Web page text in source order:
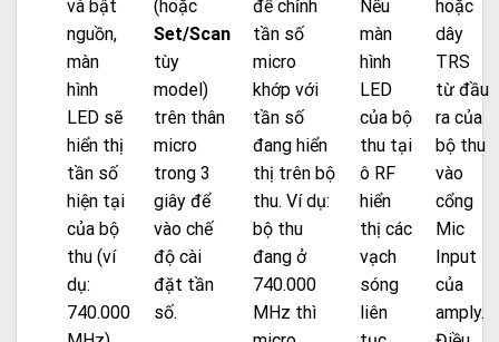
và bật
nguồn,
màn
hình
LED sẽ
hiển thị
tần số
hiện tại
của bộ
thu (ví
dụ:
740.000
(hoặc
Set/Scan
tùy
model)
trên thân
micro
trong 3
giây để
vào chế
độ cài
đặt tần
số.
để chỉnh
tần số
micro
khớp với
tần số
đang hiển
thị trên bộ
thu. Ví dụ:
bộ thu
đang ở
740.000
MHz thì
Nếu
màn
hình
LED
của bộ
thu tại
ô RF
hiển
thị các
vạch
sóng
liên
hoặc
dây
TRS
từ đầu
ra của
bộ thu
vào
cổng
Mic
Input
của
amply.